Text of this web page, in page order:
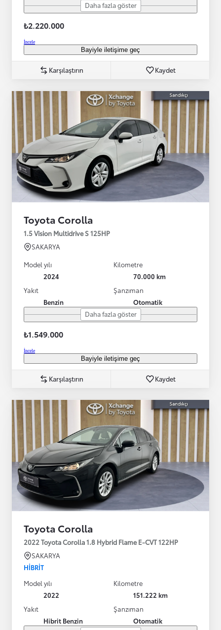
Daha fazla göster
₺2.220.000
İncele
Bayiyle iletişime geç
Karşılaştırın Kaydet
Toyota Corolla
1.5 Vision Multidrive S 125HP
SAKARYA
Model yılı
2024
Kilometre
70.000 km
Yakıt
Benzin
Şanzıman
Otomatik
Daha fazla göster
₺1.549.000
İncele
Bayiyle iletişime geç
Karşılaştırın Kaydet
Toyota Corolla
2022 Toyota Corolla 1.8 Hybrid Flame E-CVT 122HP
SAKARYA
HIBRIT
Model yılı
2022
Kilometre
151.222 km
Yakıt
Hibrit Benzin
Şanzıman
Otomatik